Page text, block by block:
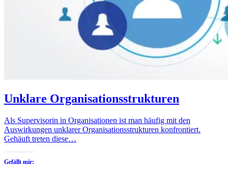
Unklare Organisationsstrukturen
Als Supervisorin in Organisationen ist man häufig mit den
Auswirkungen unklarer Organisationsstrukturen konfrontiert.
Gehäuft treten diese…
Gefällt mir: